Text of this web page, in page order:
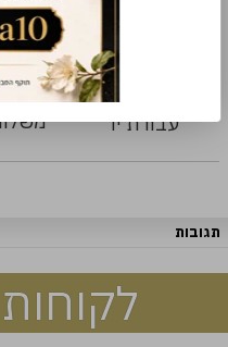
למה
עבודת יד
תגובות